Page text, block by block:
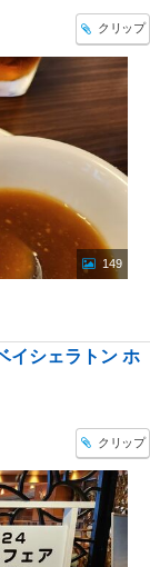
クリップ
149
イシェラトン ホ
クリップ